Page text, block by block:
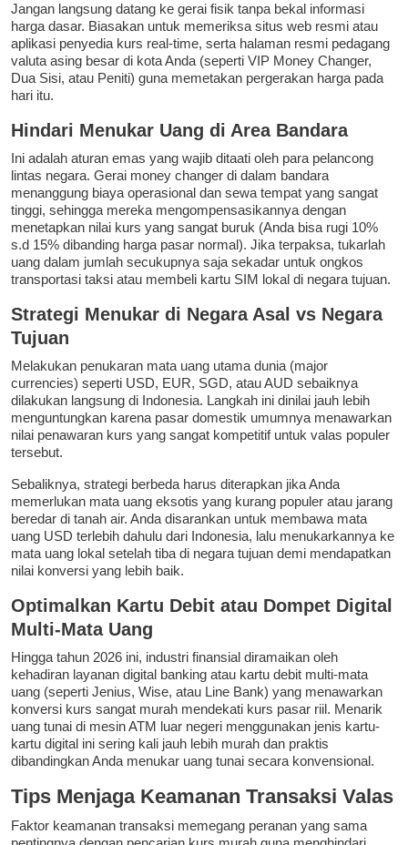
Jangan langsung datang ke gerai fisik tanpa bekal informasi
harga dasar. Biasakan untuk memeriksa situs web resmi atau
aplikasi penyedia kurs real-time, serta halaman resmi pedagang
valuta asing besar di kota Anda (seperti VIP Money Changer,
Dua Sisi, atau Peniti) guna memetakan pergerakan harga pada
hari itu.
Hindari Menukar Uang di Area Bandara
Ini adalah aturan emas yang wajib ditaati oleh para pelancong
lintas negara. Gerai money changer di dalam bandara
menanggung biaya operasional dan sewa tempat yang sangat
tinggi, sehingga mereka mengompensasikannya dengan
menetapkan nilai kurs yang sangat buruk (Anda bisa rugi 10%
s.d 15% dibanding harga pasar normal). Jika terpaksa, tukarlah
uang dalam jumlah secukupnya saja sekadar untuk ongkos
transportasi taksi atau membeli kartu SIM lokal di negara tujuan.
Strategi Menukar di Negara Asal vs Negara
Tujuan
Melakukan penukaran mata uang utama dunia (major
currencies) seperti USD, EUR, SGD, atau AUD sebaiknya
dilakukan langsung di Indonesia. Langkah ini dinilai jauh lebih
menguntungkan karena pasar domestik umumnya menawarkan
nilai penawaran kurs yang sangat kompetitif untuk valas populer
tersebut.
Sebaliknya, strategi berbeda harus diterapkan jika Anda
memerlukan mata uang eksotis yang kurang populer atau jarang
beredar di tanah air. Anda disarankan untuk membawa mata
uang USD terlebih dahulu dari Indonesia, lalu menukarkannya ke
mata uang lokal setelah tiba di negara tujuan demi mendapatkan
nilai konversi yang lebih baik.
Optimalkan Kartu Debit atau Dompet Digital
Multi-Mata Uang
Hingga tahun 2026 ini, industri finansial diramaikan oleh
kehadiran layanan digital banking atau kartu debit multi-mata
uang (seperti Jenius, Wise, atau Line Bank) yang menawarkan
konversi kurs sangat murah mendekati kurs pasar riil. Menarik
uang tunai di mesin ATM luar negeri menggunakan jenis kartu-
kartu digital ini sering kali jauh lebih murah dan praktis
dibandingkan Anda menukar uang tunai secara konvensional.
Tips Menjaga Keamanan Transaksi Valas
Faktor keamanan transaksi memegang peranan yang sama